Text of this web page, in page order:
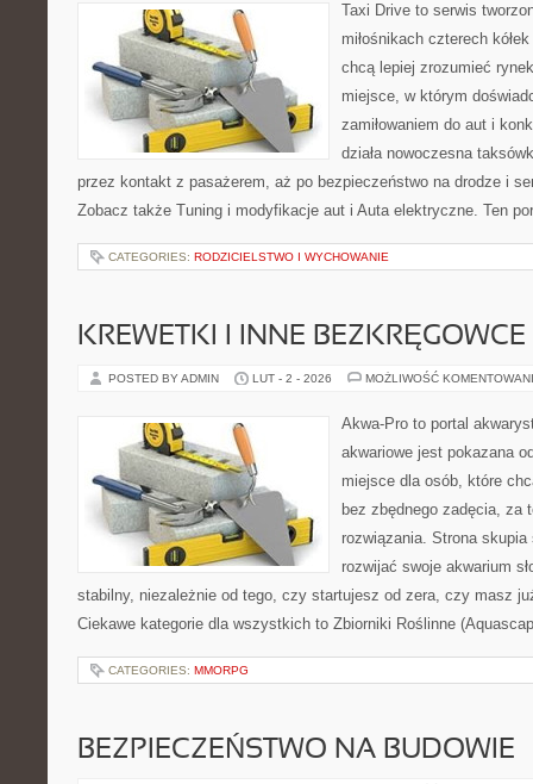
Taxi Drive to serwis
miłośnikach czterech
chcą lepiej zrozumieć
miejsce, w którym
zamiłowaniem do aut i
działa nowoczesna
przez kontakt z pasażerem, aż po bezpieczeństwo na drodze i
Zobacz także Tuning i modyfikacje aut i Auta elektryczne. Ten
CATEGORIES: RODZICIELSTWO I WYCHOWANIE
KREWETKI I INNE BEZKRĘGOWCE
POSTED BY ADMIN LUT - 2 - 2026 MOŻLIWOŚĆ
Akwa-Pro to portal
akwariowe jest pokazana
miejsce dla osób, które
bez zbędnego zadęcia, za
rozwiązania. Strona
rozwijać swoje akwarium
stabilny, niezależnie od tego, czy startujesz od zera, czy masz
Ciekawe kategorie dla wszystkich to Zbiorniki Roślinne
CATEGORIES: MMORPG
BEZPIECZEŃSTWO NA BUDOWIE